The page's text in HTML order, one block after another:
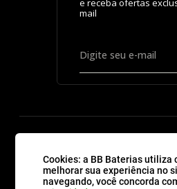
Cookies: a BB Baterias utiliza
melhorar sua experiência no
navegando, você concorda